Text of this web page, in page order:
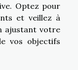
Optez pour
et veillez à
ajustant votre
vos objectifs